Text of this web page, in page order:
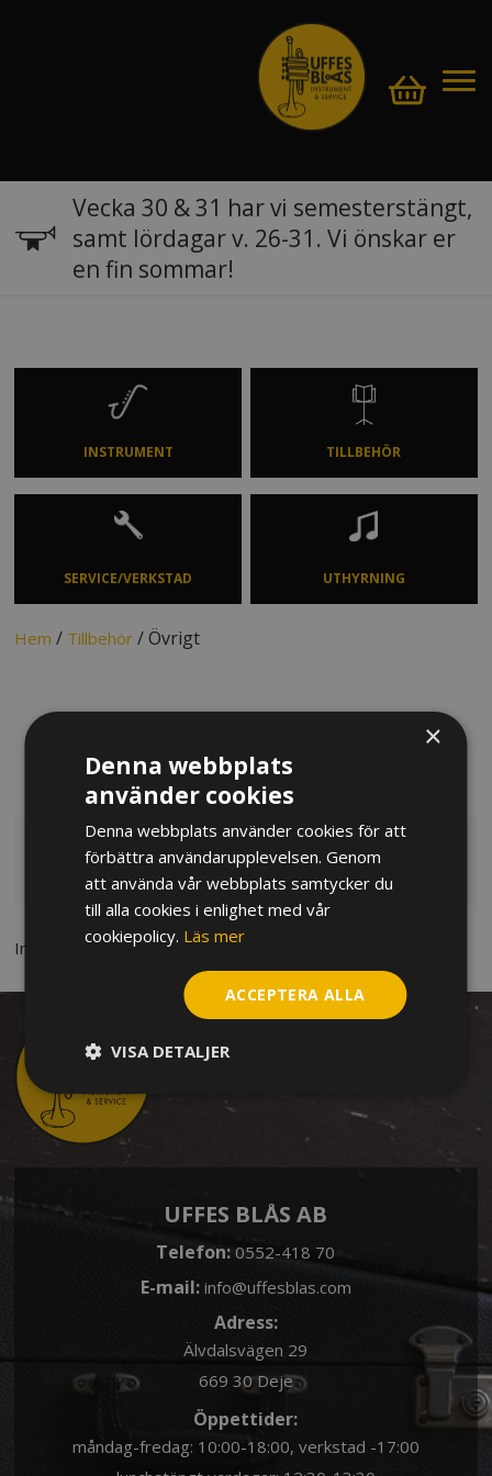
Vecka 30 & 31 har vi semesterstängt,
samt lördagar v. 26-31. Vi önskar er
en fin sommar!
INSTRUMENT TILLBEHÖR
SERVICE/VERKSTAD UTHYRNING
Hem / Tillbehör / Övrigt
Övrigt
Inga produkter hittades som matchar dina valda kategorier
UFFES BLÅS AB
Telefon:0552-418 70
E-mail: info@uffesblas.com
Adress:
Älvdalsvägen 29
669 30 Deje
Öppettider:
måndag-fredag: 10:00-18:00, verkstad -17:00
×
Denna webbplats
använder cookies
Denna webbplats använder cookies för att
förbättra användarupplevelsen. Genom
att använda vår webbplats samtycker du
till alla cookies i enlighet med vår
cookiepolicy. Läs mer
ACCEPTERA ALLA
VISA DETALJER